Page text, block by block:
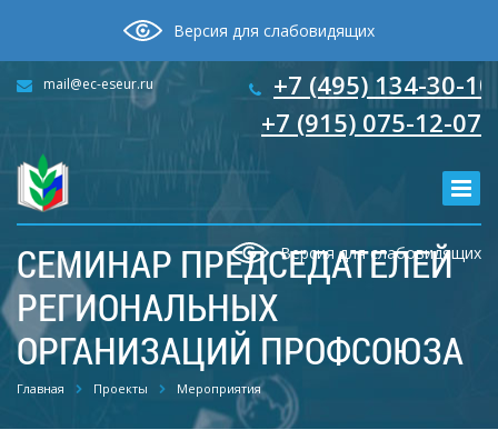
Версия для слабовидящих
+7 (495) 134-30-
+7 (915) 075-12-07
mail@ec-eseur.ru
Версия для слабовидящих
СЕМИНАР ПРЕДСЕДАТЕЛЕЙ
РЕГИОНАЛЬНЫХ
ОРГАНИЗАЦИЙ ПРОФСОЮЗА
Главная Проекты Мероприятия